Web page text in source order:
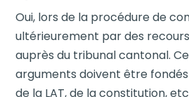
Oui, lors de la procédure de
ultérieurement par des
auprès du tribunal cantonal.
arguments doivent être
de la LAT, de la constitution,